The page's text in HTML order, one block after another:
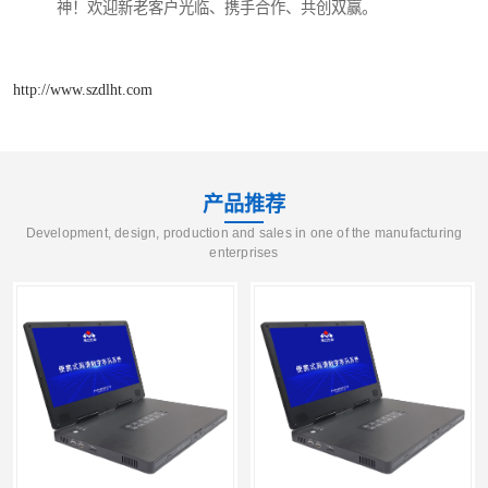
神！欢迎新老客户光临、携手合作、共创双赢。
http://www.szdlht.com
产品推荐
Development, design, production and sales in one of the manufacturing
enterprises